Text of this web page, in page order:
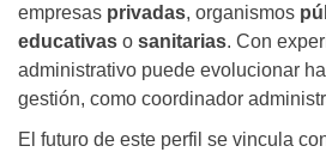
empresas privadas, organismos
educativas o sanitarias. Con
administrativo puede evolucionar
gestión, como coordinador
El futuro de este perfil se vincula